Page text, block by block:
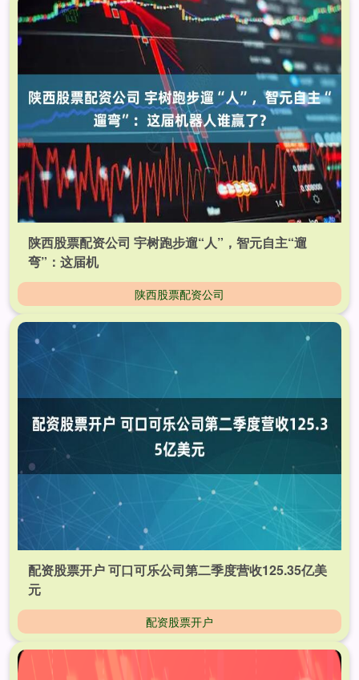
陕西股票配资公司 宇树跑步遛“人”，智元自主“遛
弯”：这届机
陕西股票配资公司
配资股票开户 可口可乐公司第二季度营收125.35亿美
元
配资股票开户